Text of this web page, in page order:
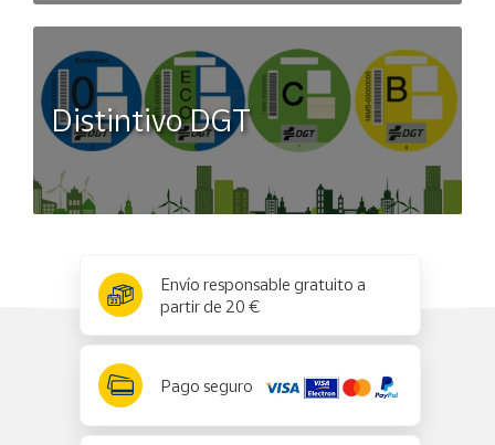
Distintivo DGT
Envío responsable gratuito a
partir de 20 €
Pago seguro